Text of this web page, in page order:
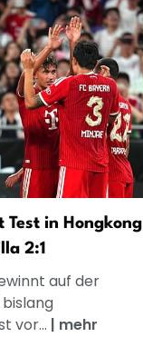
Test in Hongkong
2:1
auf der
vor... | mehr